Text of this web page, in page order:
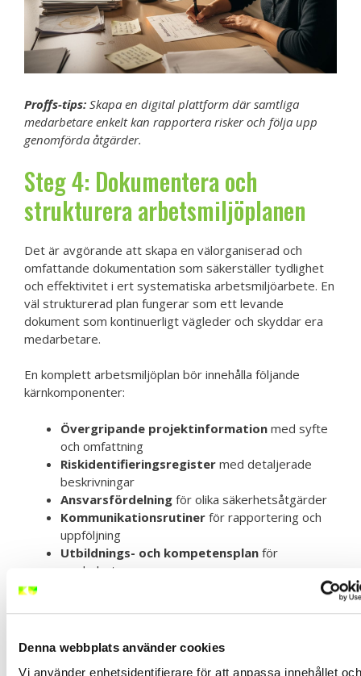
Denna webbplats använder cookies
Vi använder enhetsidentifierare för att anpassa innehållet och
Proffs-tips: Skapa en digital plattform där samtliga
medarbetare enkelt kan rapportera risker och följa upp
genomförda åtgärder.
Steg 4: Dokumentera och
strukturera arbetsmiljöplanen
Det är avgörande att skapa en välorganiserad och
omfattande dokumentation som säkerställer tydlighet
och effektivitet i ert systematiska arbetsmiljöarbete. En
väl strukturerad plan fungerar som ett levande
dokument som kontinuerligt vägleder och skyddar era
medarbetare.
En komplett arbetsmiljöplan bör innehålla följande
kärnkomponenter:
Övergripande projektinformation med syfte
och omfattning
Riskidentifieringsregister med detaljerade
beskrivningar
Ansvarsfördelning för olika säkerhetsåtgärder
Kommunikationsrutiner för rapportering och
uppföljning
Utbildnings- och kompetensplan för
medarbetare
Lättnavigerad och tydlig
Enkelt uppdateringsbar